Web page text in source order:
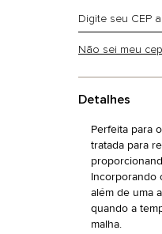
Não sei meu cep
Detalhes
Perfeita para
tratada para
Incorporando
além de uma
quando a
malha.